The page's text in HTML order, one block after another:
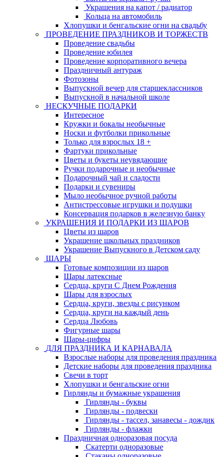
Украшения на капот / радиатор
Кольца на автомобиль
Хлопушки и бенгальские огни на свадьбу
ПРОВЕДЕНИЕ ПРАЗДНИКОВ И ТОРЖЕСТВ
Проведение свадьбы
Проведение юбилея
Проведение корпоративного вечера
Праздничный антураж
Фотозоны
Выпускной вечер для старшеклассников
Выпускной в начальной школе
НЕСКУЧНЫЕ ПОДАРКИ
Интересное
Кружки и бокалы необычные
Носки и футболки прикольные
Только для взрослых 18 +
Фартуки прикольные
Цветы и букеты неувядающие
Ручки подарочные и необычные
Подарочный чай и сладости
Подарки и сувениры
Мыло необычное ручной работы
Антистрессовые игрушки и подушки
Консервация подарков в железную банку
УКРАШЕНИЯ И ПОДАРКИ ИЗ ШАРОВ
Цветы из шаров
Украшение школьных праздников
Украшение Выпускного в Детском саду
ШАРЫ
Готовые композиции из шаров
Шары латексные
Сердца, круги С Днем Рождения
Шары для взрослых
Сердца, круги, звезды с рисунком
Сердца, круги на каждый день
Сердца Любовь
Фигурные шары
Шары-цифры
ДЛЯ ПРАЗДНИКА И КАРНАВАЛА
Взрослые наборы для проведения праздника
Детские наборы для проведения праздника
Свечи в торт
Хлопушки и бенгальские огни
Гирлянды и бумажные украшения
Гирлянды - буквы
Гирлянды - подвески
Гирлянды - тассел, занавесы - дождик
Гирлянды - флажки
Праздничная одноразовая посуда
Скатерти одноразовые